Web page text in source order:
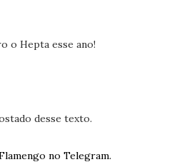
o Hepta esse ano!
desse texto.
no Telegram.